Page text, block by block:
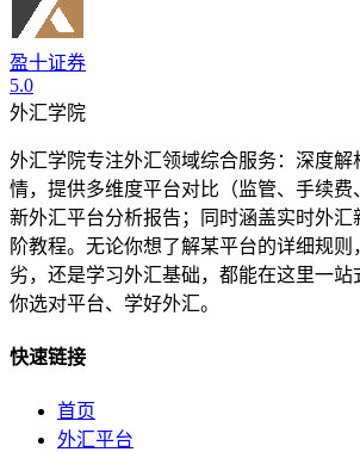
盈十证券
5.0
外汇学院
外汇学院专注外汇领域综合服务：深度解
情，提供多维度平台对比（监管、手续费
新外汇平台分析报告；同时涵盖实时外汇
阶教程。无论你想了解某平台的详细规
劣，还是学习外汇基础，都能在这里一站
你选对平台、学好外汇。
快速链接
首页
外汇平台